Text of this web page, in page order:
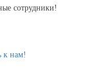
сотрудники!
к нам!